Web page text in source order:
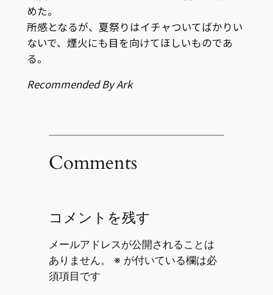
めた。
所感となるが、夏祭りはイチャついてばかりい
ないで、煙火にも目を向けてほしいものであ
る。
Recommended By Ark
Comments
コメントを残す
メールアドレスが公開されることは
ありません。
※ が付いている欄は必
須項目です